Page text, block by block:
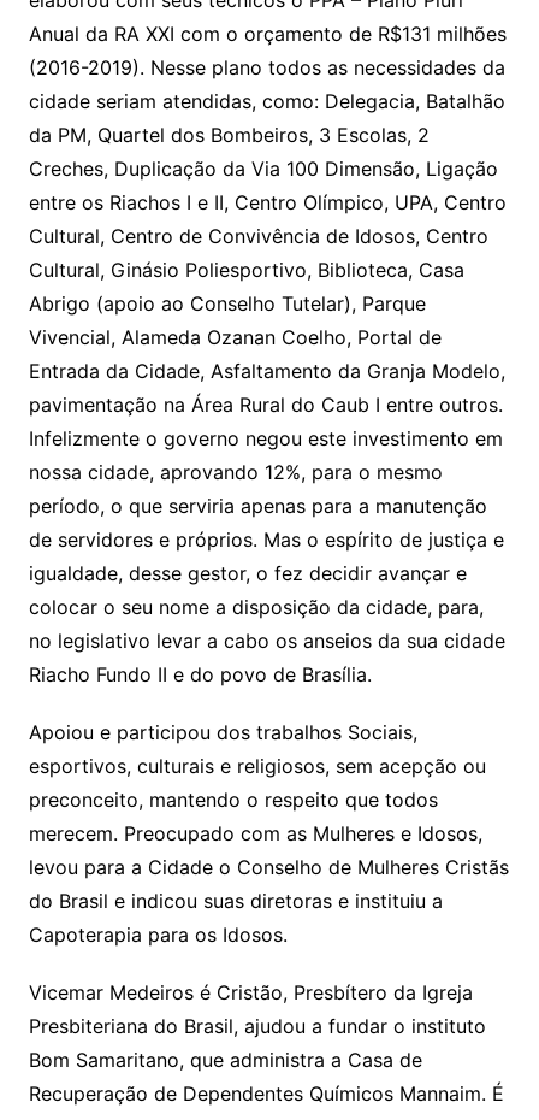
Anual da RA XXI com o orçamento de R$131 milhões
(2016-2019). Nesse plano todos as necessidades da
cidade seriam atendidas, como: Delegacia, Batalhão
da PM, Quartel dos Bombeiros, 3 Escolas, 2
Creches, Duplicação da Via 100 Dimensão, Ligação
entre os Riachos I e II, Centro Olímpico, UPA, Centro
Cultural, Centro de Convivência de Idosos, Centro
Cultural, Ginásio Poliesportivo, Biblioteca, Casa
Abrigo (apoio ao Conselho Tutelar), Parque
Vivencial, Alameda Ozanan Coelho, Portal de
Entrada da Cidade, Asfaltamento da Granja Modelo,
pavimentação na Área Rural do Caub I entre outros.
Infelizmente o governo negou este investimento em
nossa cidade, aprovando 12%, para o mesmo
período, o que serviria apenas para a manutenção
de servidores e próprios. Mas o espírito de justiça e
igualdade, desse gestor, o fez decidir avançar e
colocar o seu nome a disposição da cidade, para,
no legislativo levar a cabo os anseios da sua cidade
Riacho Fundo II e do povo de Brasília.
Apoiou e participou dos trabalhos Sociais,
esportivos, culturais e religiosos, sem acepção ou
preconceito, mantendo o respeito que todos
merecem. Preocupado com as Mulheres e Idosos,
levou para a Cidade o Conselho de Mulheres Cristãs
do Brasil e indicou suas diretoras e instituiu a
Capoterapia para os Idosos.
Vicemar Medeiros é Cristão, Presbítero da Igreja
Presbiteriana do Brasil, ajudou a fundar o instituto
Bom Samaritano, que administra a Casa de
Recuperação de Dependentes Químicos Mannaim. É